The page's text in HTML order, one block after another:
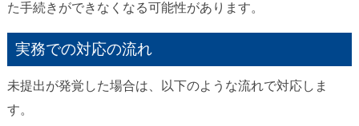
た手続きができなくなる可能性があります。
実務での対応の流れ
未提出が発覚した場合は、以下のような流れで対応しま
す。